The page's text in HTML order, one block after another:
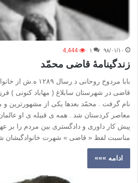
۹۸/۰۱/۱۰ ۱ 4,444
زندگینامۀ قاضی محمّد
بابا مردوخ روحانی د
قاضی در شهرستان سابلاغ ( مهاباد کنونی )
نام گرفت . محمّد بعدها یکی از مشهورترین و
معاصر کردستان شد . همه ی قبیله ی او عالمان
پیش کار داوری و دادگستری بین مردم را بر
مناسبت لفظ « قاضی » شهرت خانوادگیشان
ادامه »»»